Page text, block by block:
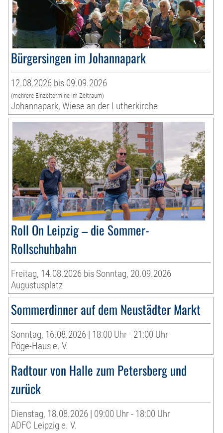
Bürgersingen im Johannapark
12.08.2026 bis 09.09.2026
(mehrere Einzeltermine im Zeitraum)
Johannapark, Wiese an der Lutherkirche
Roll On Leipzig – die Sommer-
Rollschuhbahn
Freitag, 14.08.2026 bis Sonntag, 20.09.2026
Augustusplatz
Sommerdinner auf dem Neustädter Markt
Sonntag, 16.08.2026 | 18:00 Uhr - 21:00 Uhr
Pöge-Haus e. V.
Radtour von Halle zum Petersberg und
zurück
Dienstag, 18.08.2026 | 09:00 Uhr - 18:00 Uhr
ADFC Leipzig e. V.